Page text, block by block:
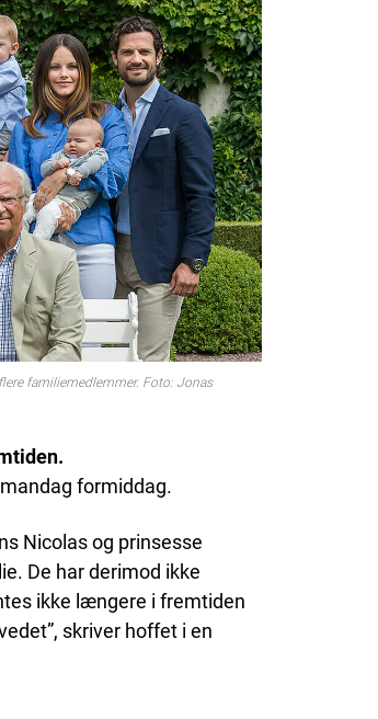
familiemedlemmer. Foto: Jonas
formiddag.
Nicolas og prinsesse
De har derimod ikke
ikke længere i fremtiden
skriver hoffet i en